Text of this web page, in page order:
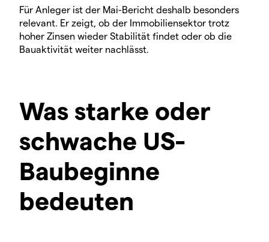
Für Anleger ist der Mai-Bericht deshalb besonders
relevant. Er zeigt, ob der Immobiliensektor trotz
hoher Zinsen wieder Stabilität findet oder ob die
Bauaktivität weiter nachlässt.
Was starke oder
schwache US-
Baubeginne
bedeuten